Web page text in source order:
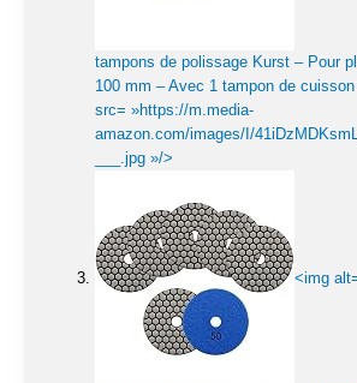
tampons de polissage Kurst – Pour
100 mm – Avec 1 tampon de
src= »https://m.media-
amazon.com/images/I/
___.jpg »/>
<img